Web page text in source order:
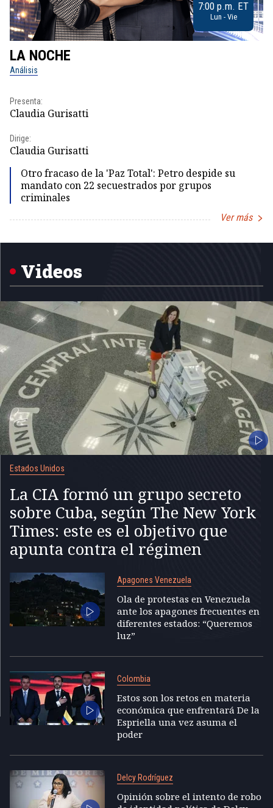
7:00 p.m. ET
Lun - Vie
LA NOCHE
Análisis
Presenta:
Claudia Gurisatti
Dirige:
Claudia Gurisatti
Otro fracaso de la 'Paz Total': Petro despide su
mandato con 22 secuestrados por grupos
criminales
Ver más
1
Videos
Estados Unidos
La CIA formó un grupo secreto
sobre Cuba, según The New York
Times: este es el objetivo que
apunta contra el régimen
Apagones Venezuela
Ola de protestas en Venezuela
ante los apagones frecuentes en
diferentes estados: “Queremos
luz”
Colombia
Estos son los retos en materia
económica que enfrentará De la
Espriella una vez asuma el
poder
Delcy Rodríguez
Opinión sobre el intento de robo